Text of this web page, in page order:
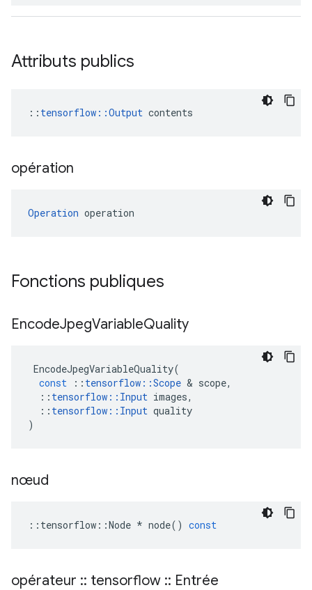
Attributs publics
:: tensorflow::Output contents
opération
Operation operation
Fonctions publiques
EncodeJpegVariableQuality
EncodeJpegVariableQuality(
const
:: tensorflow ::Scope & scope,
:: tensorflow :: Input images,
:: tensorflow :: Input quality
)
nœud
:: tensorflow ::Node * node() const
opérateur :: tensorflow :: Entrée